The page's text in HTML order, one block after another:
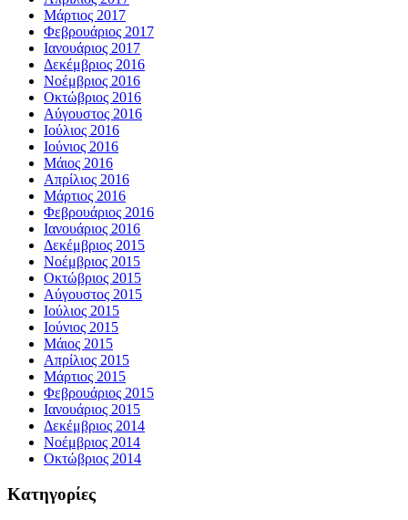
Μάρτιος 2017
Φεβρουάριος 2017
Ιανουάριος 2017
Δεκέμβριος 2016
Νοέμβριος 2016
Οκτώβριος 2016
Αύγουστος 2016
Ιούλιος 2016
Ιούνιος 2016
Μάιος 2016
Απρίλιος 2016
Μάρτιος 2016
Φεβρουάριος 2016
Ιανουάριος 2016
Δεκέμβριος 2015
Νοέμβριος 2015
Οκτώβριος 2015
Αύγουστος 2015
Ιούλιος 2015
Ιούνιος 2015
Μάιος 2015
Απρίλιος 2015
Μάρτιος 2015
Φεβρουάριος 2015
Ιανουάριος 2015
Δεκέμβριος 2014
Νοέμβριος 2014
Οκτώβριος 2014
Kατηγορίες